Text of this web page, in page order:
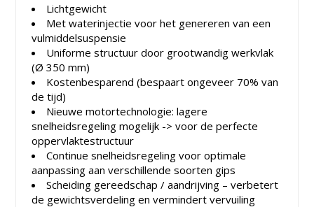
Lichtgewicht
Met waterinjectie voor het genereren van een
vulmiddelsuspensie
Uniforme structuur door grootwandig werkvlak
(Ø 350 mm)
Kostenbesparend (bespaart ongeveer 70% van
de tijd)
Nieuwe motortechnologie: lagere
snelheidsregeling mogelijk -> voor de perfecte
oppervlaktestructuur
Continue snelheidsregeling voor optimale
aanpassing aan verschillende soorten gips
Scheiding gereedschap / aandrijving – verbetert
de gewichtsverdeling en vermindert vervuiling